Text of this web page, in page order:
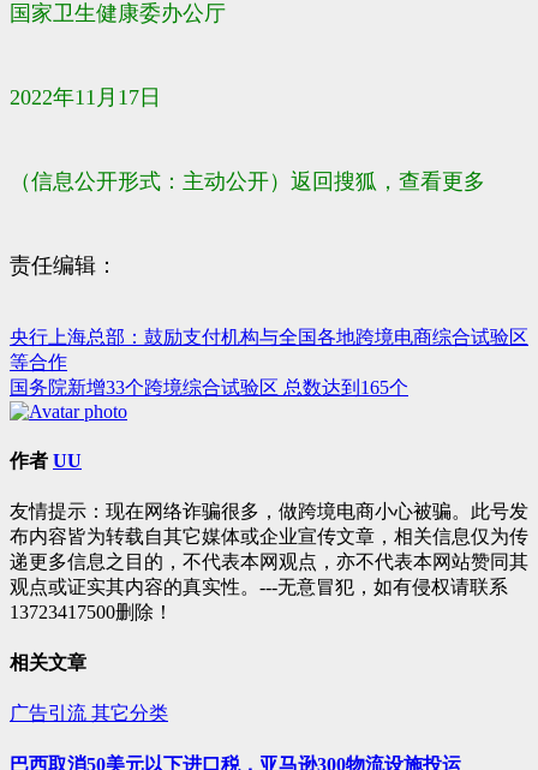
国家卫生健康委办公厅
2022年11月17日
（信息公开形式：主动公开） 返回搜狐，查看更多
责任编辑：
文
章
导
航
央行上海总部：鼓励支付机构与全国各地跨境电商综合试验区
等合作
国务院新增33个跨境综合试验区 总数达到165个
作者 UU
友情提示：现在网络诈骗很多，做跨境电商小心被骗。此号发
布内容皆为转载自其它媒体或企业宣传文章，相关信息仅为传
递更多信息之目的，不代表本网观点，亦不代表本网站赞同其
观点或证实其内容的真实性。---无意冒犯，如有侵权请联系
13723417500删除！
相关文章
广告引流 其它分类
巴西取消50美元以下进口税，亚马逊300物流设施投运